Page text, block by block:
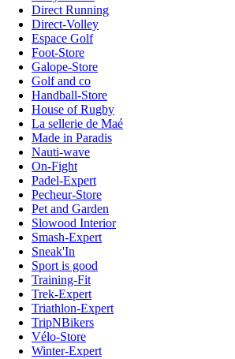
Direct Running
Direct-Volley
Espace Golf
Foot-Store
Galope-Store
Golf and co
Handball-Store
House of Rugby
La sellerie de Maé
Made in Paradis
Nauti-wave
On-Fight
Padel-Expert
Pecheur-Store
Pet and Garden
Slowood Interior
Smash-Expert
Sneak'In
Sport is good
Training-Fit
Trek-Expert
Triathlon-Expert
TripNBikers
Vélo-Store
Winter-Expert